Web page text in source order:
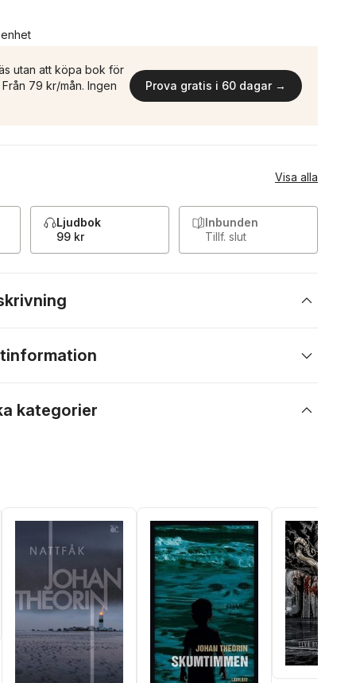
utan att köpa bok för
79 kr/mån. Ingen
Prova gratis i 60 dagar →
Visa alla
Ljudbok
99 kr
Inbunden
Tillf. slut
kategorier